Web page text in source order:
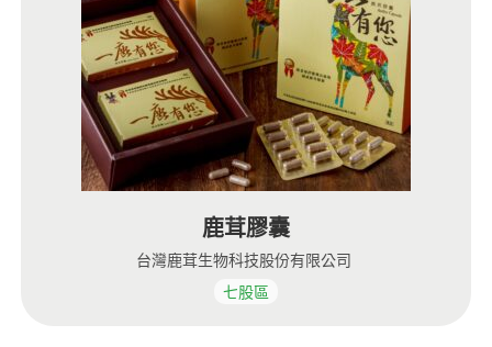
鹿茸膠囊
台灣鹿茸生物科技股份有限公司
七股區